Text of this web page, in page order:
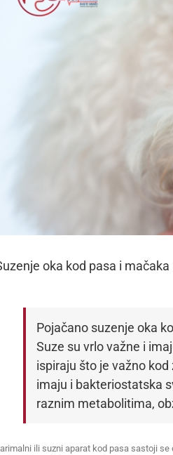
oka kod pasa i mačaka
Pojačano suzenje oka
Suze su vrlo važne i
ispiraju što je važno
imaju i bakteriostatska
raznim metabolitima,
ili suzni aparat kod pasa sastoji